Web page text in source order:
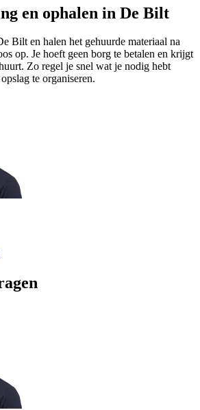
en ophalen in De Bilt
Bilt en halen het gehuurde materiaal na
op. Je hoeft geen borg te betalen en krijgt
Zo regel je snel wat je nodig hebt
te organiseren.